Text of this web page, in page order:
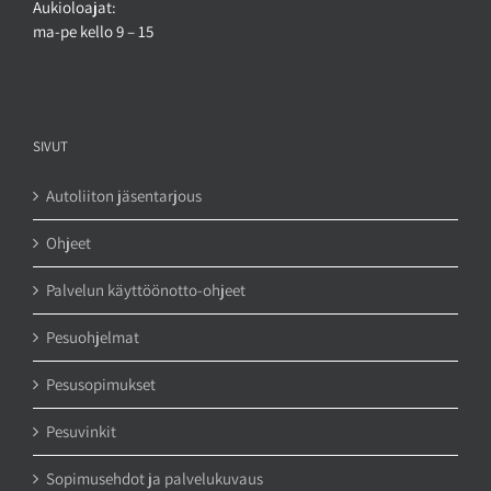
Aukioloajat:
ma-pe kello 9 – 15
SIVUT
Autoliiton jäsentarjous
Ohjeet
Palvelun käyttöönotto-ohjeet
Pesuohjelmat
Pesusopimukset
Pesuvinkit
Sopimusehdot ja palvelukuvaus